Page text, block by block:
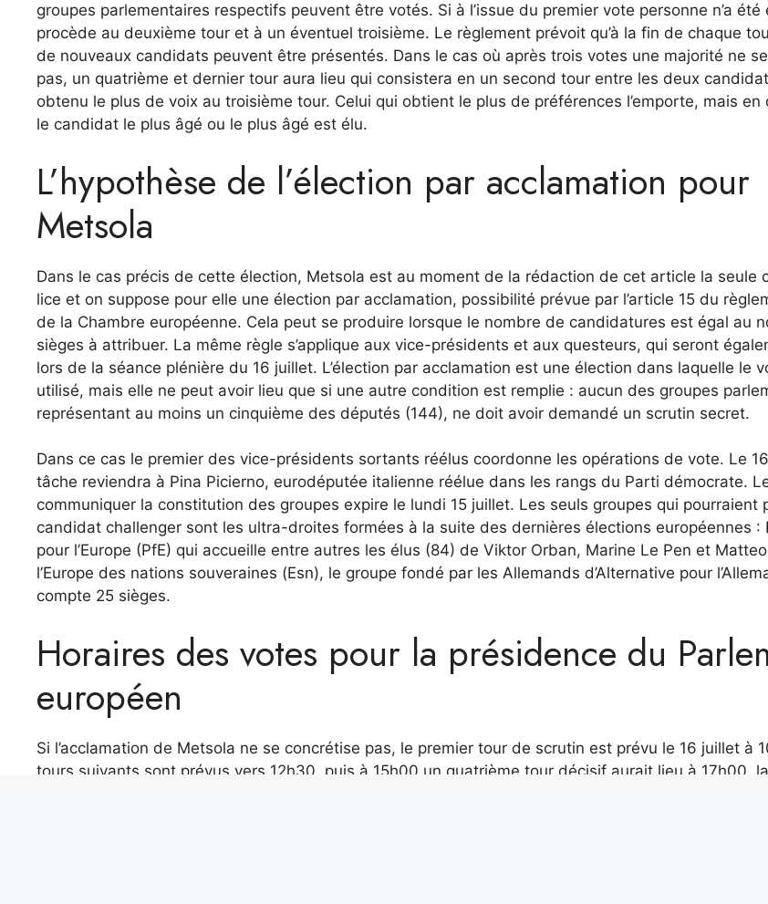
groupes parlementaires respectifs peuvent être votés. Si à l’issue du premier vote personne n’a été
procède au deuxième tour et à un éventuel troisième. Le règlement prévoit qu’à la fin de chaque
de nouveaux candidats peuvent être présentés. Dans le cas où après trois votes une majorité ne
pas, un quatrième et dernier tour aura lieu qui consistera en un second tour entre les deux
obtenu le plus de voix au troisième tour. Celui qui obtient le plus de préférences l’emporte, mais en
le candidat le plus âgé ou le plus âgé est élu.
L’hypothèse de l’élection par acclamation pour
Metsola
Dans le cas précis de cette élection, Metsola est au moment de la rédaction de cet article la seule
lice et on suppose pour elle une élection par acclamation, possibilité prévue par l’article 15 du
de la Chambre européenne. Cela peut se produire lorsque le nombre de candidatures est égal au
sièges à attribuer. La même règle s’applique aux vice-présidents et aux questeurs, qui seront
lors de la séance plénière du 16 juillet. L’élection par acclamation est une élection dans laquelle le
utilisé, mais elle ne peut avoir lieu que si une autre condition est remplie : aucun des groupes
représentant au moins un cinquième des députés (144), ne doit avoir demandé un scrutin secret.
Dans ce cas le premier des vice-présidents sortants réélus coordonne les opérations de vote. Le
tâche reviendra à Pina Picierno, eurodéputée italienne réélue dans les rangs du Parti démocrate.
communiquer la constitution des groupes expire le lundi 15 juillet. Les seuls groupes qui pourraient
candidat challenger sont les ultra-droites formées à la suite des dernières élections européennes :
pour l’Europe (PfE) qui accueille entre autres les élus (84) de Viktor Orban, Marine Le Pen et
l’Europe des nations souveraines (Esn), le groupe fondé par les Allemands d’Alternative pour
compte 25 sièges.
Horaires des votes pour la présidence du
européen
Si l’acclamation de Metsola ne se concrétise pas, le premier tour de scrutin est prévu le 16 juillet à
tours suivants sont prévus vers 12h30, puis à 15h00 un quatrième tour décisif aurait lieu à 17h00.